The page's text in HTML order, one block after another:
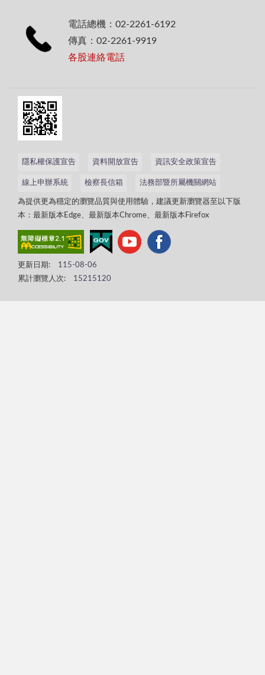
電話總機：02-2261-6192
傳真：02-2261-9919
各股連絡電話
隱私權保護宣告 資料開放宣告 資訊安全政策宣告
線上申辦系統 檢察長信箱 法務部暨所屬機關網站
為提供更為穩定的瀏覽品質與使用體驗，建議更新瀏覽器至以下版
本：最新版本Edge、最新版本Chrome、最新版本Firefox
更新日期:
115-08-06
累計瀏覽人次:
15215120